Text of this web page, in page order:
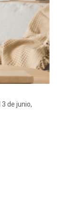
de junio,